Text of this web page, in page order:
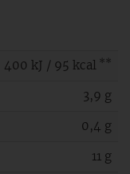
400 kJ / 95 kcal **
3,9 g
0,4 g
11 g